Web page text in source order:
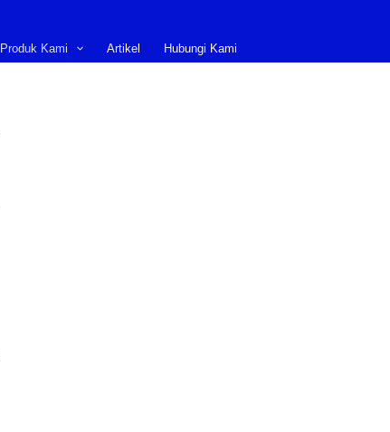
Produk Kami Artikel Hubungi Kami